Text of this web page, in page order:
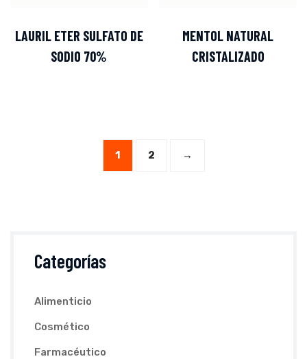
LAURIL ETER SULFATO DE
SODIO 70%
MENTOL NATURAL
CRISTALIZADO
1 2 →
Categorías
Alimenticio
Cosmético
Farmacéutico